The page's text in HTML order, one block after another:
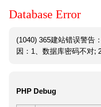
Database Error
(1040) 365建站错误警告
因：1、数据库密码不对;
PHP Debug